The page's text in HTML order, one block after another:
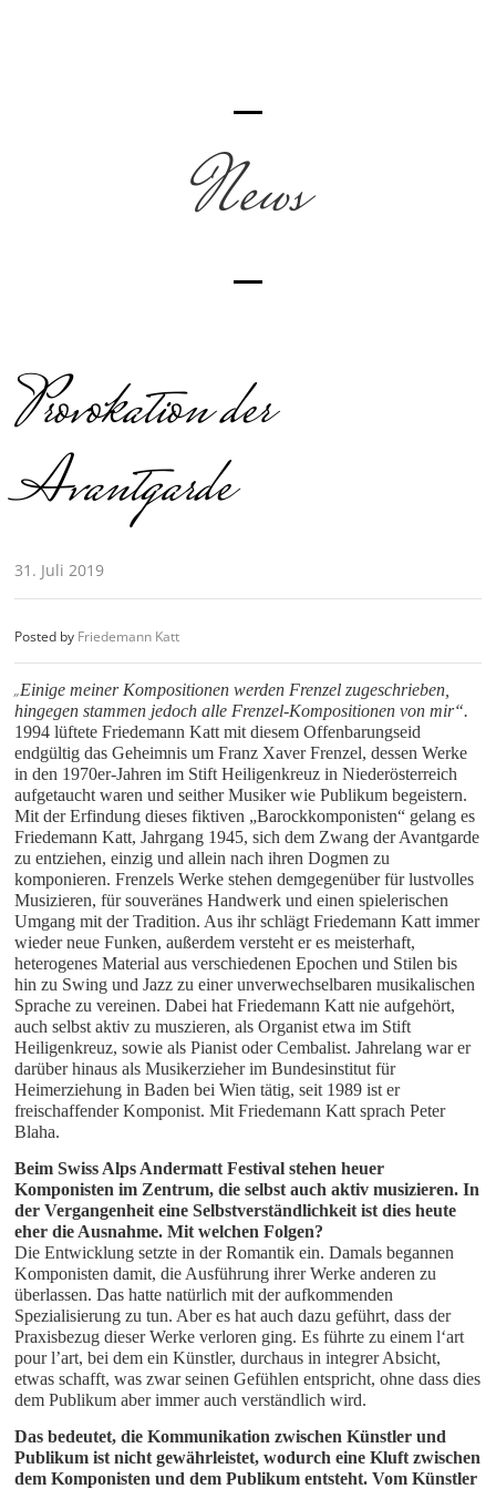
News
Provokation der
Avantgarde
31. Juli 2019
Posted by Friedemann Katt
„Einige meiner Kompositionen werden Frenzel zugeschrieben,
hingegen stammen jedoch alle Frenzel-Kompositionen von mir“.
1994 lüftete Friedemann Katt mit diesem Offenbarungseid
endgültig das Geheimnis um Franz Xaver Frenzel, dessen Werke
in den 1970er-Jahren im Stift Heiligenkreuz in Niederösterreich
aufgetaucht waren und seither Musiker wie Publikum begeistern.
Mit der Erfindung dieses fiktiven „Barockkomponisten“ gelang es
Friedemann Katt, Jahrgang 1945, sich dem Zwang der Avantgarde
zu entziehen, einzig und allein nach ihren Dogmen zu
komponieren. Frenzels Werke stehen demgegenüber für lustvolles
Musizieren, für souveränes Handwerk und einen spielerischen
Umgang mit der Tradition. Aus ihr schlägt Friedemann Katt immer
wieder neue Funken, außerdem versteht er es meisterhaft,
heterogenes Material aus verschiedenen Epochen und Stilen bis
hin zu Swing und Jazz zu einer unverwechselbaren musikalischen
Sprache zu vereinen. Dabei hat Friedemann Katt nie aufgehört,
auch selbst aktiv zu muszieren, als Organist etwa im Stift
Heiligenkreuz, sowie als Pianist oder Cembalist. Jahrelang war er
darüber hinaus als Musikerzieher im Bundesinstitut für
Heimerziehung in Baden bei Wien tätig, seit 1989 ist er
freischaffender Komponist. Mit Friedemann Katt sprach Peter
Blaha.
Beim Swiss Alps Andermatt Festival stehen heuer
Komponisten im Zentrum, die selbst auch aktiv musizieren. In
der Vergangenheit eine Selbstverständlichkeit ist dies heute
eher die Ausnahme. Mit welchen Folgen?
Die Entwicklung setzte in der Romantik ein. Damals begannen
Komponisten damit, die Ausführung ihrer Werke anderen zu
überlassen. Das hatte natürlich mit der aufkommenden
Spezialisierung zu tun. Aber es hat auch dazu geführt, dass der
Praxisbezug dieser Werke verloren ging. Es führte zu einem l‘art
pour l’art, bei dem ein Künstler, durchaus in integrer Absicht,
etwas schafft, was zwar seinen Gefühlen entspricht, ohne dass dies
dem Publikum aber immer auch verständlich wird.
Das bedeutet, die Kommunikation zwischen Künstler und
Publikum ist nicht gewährleistet, wodurch eine Kluft zwischen
dem Komponisten und dem Publikum entsteht. Vom Künstler